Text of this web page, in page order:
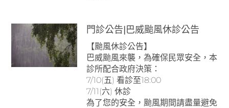
門診公告|巴威颱風休診公告
【颱風休診公告】
巴威颱風來襲，為確保民眾安全，本
診所配合政府決策：
7/10(五) 看診至18:00
7/11(六) 休診
為了您的安全，颱風期間請盡量避免